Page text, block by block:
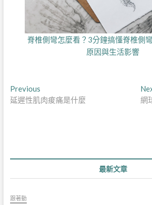
脊椎側彎怎麼看？3分鐘搞懂脊椎側
原因與生活影響
文
章
PreviousPrevious
post:
延遲性肌肉痠痛是什麼 網
最新文章
跟著動